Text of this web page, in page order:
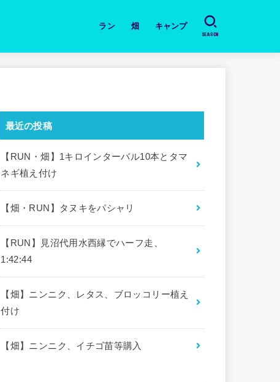
ラン
日々のラン
道具・本の紹介
月間の振り返り
大会
畑
畑・今日の作業と収穫
キャンプ
キャンプ場
道具・本の紹介
SEARCH
最近の投稿
【RUN・畑】1キロインターバル10本とタマ
ネギ植え付け
【畑・RUN】タヌキをパシャリ
【RUN】見沼代用水西縁でハーフ走、
1:42:44
【畑】ニンニク、レタス、ブロッコリー植え
付け
【畑】ニンニク、イチゴ苗等購入